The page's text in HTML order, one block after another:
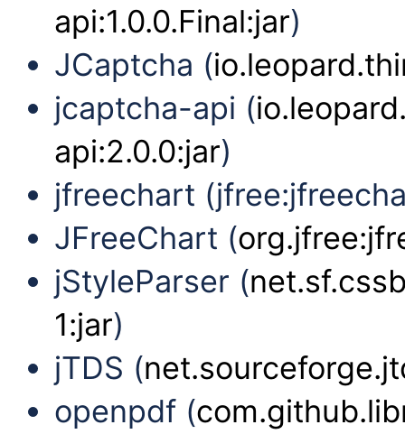
api:1.0.0.Final:jar)
JCaptcha (
jcaptcha-api (
api:2.0.0:jar)
jfreechart
JFreeChart (
jStyleParser (
1:jar)
jTDS (
openpdf (